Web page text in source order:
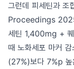
그런데 피세틴과
Proceedings 2025
세틴 1,400mg +
때 노화세포 마커
(27%)보다 7%p 높